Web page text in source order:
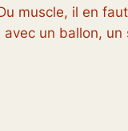
u muscle, il en
un ballon,